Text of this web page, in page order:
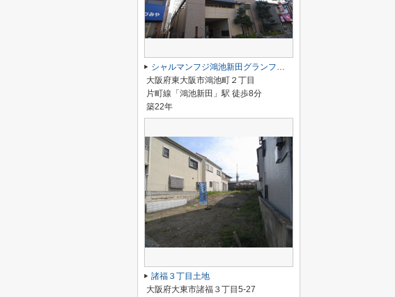
シャルマンフジ鴻池新田グランフォーラム
大阪府東大阪市鴻池町２丁目
片町線「鴻池新田」駅 徒歩8分
築22年
諸福３丁目土地
大阪府大東市諸福３丁目5-27